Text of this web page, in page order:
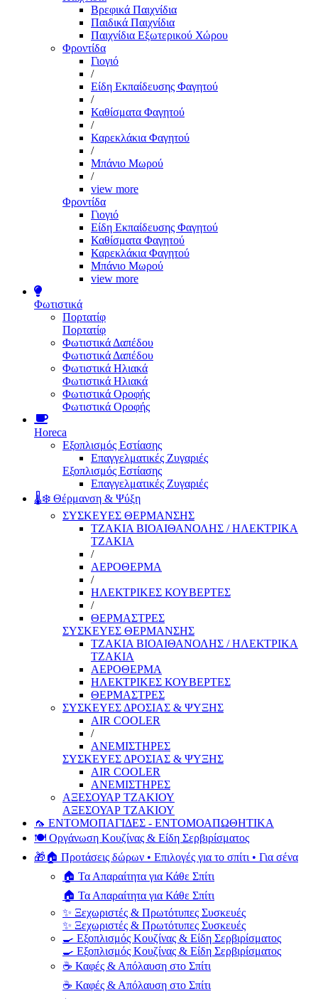
Βρεφικά Παιχνίδια
Παιδικά Παιχνίδια
Παιχνίδια Εξωτερικού Χώρου
Φροντίδα
Γιογιό
/
Είδη Εκπαίδευσης Φαγητού
/
Καθίσματα Φαγητού
/
Καρεκλάκια Φαγητού
/
Μπάνιο Μωρού
/
view more
Φροντίδα
Γιογιό
Είδη Εκπαίδευσης Φαγητού
Καθίσματα Φαγητού
Καρεκλάκια Φαγητού
Μπάνιο Μωρού
view more
Φωτιστικά
Πορτατίφ
Πορτατίφ
Φωτιστικά Δαπέδου
Φωτιστικά Δαπέδου
Φωτιστικά Ηλιακά
Φωτιστικά Ηλιακά
Φωτιστικά Οροφής
Φωτιστικά Οροφής
Horeca
Εξοπλισμός Εστίασης
Επαγγελματικές Ζυγαριές
Εξοπλισμός Εστίασης
Επαγγελματικές Ζυγαριές
🌡️❄️ Θέρμανση & Ψύξη
ΣΥΣΚΕΥΕΣ ΘΕΡΜΑΝΣΗΣ
ΤΖΑΚΙΑ ΒΙΟΑΙΘΑΝΟΛΗΣ / ΗΛΕΚΤΡΙΚΑ
ΤΖΑΚΙΑ
/
ΑΕΡΟΘΕΡΜΑ
/
ΗΛΕΚΤΡΙΚΕΣ ΚΟΥΒΕΡΤΕΣ
/
ΘΕΡΜΑΣΤΡΕΣ
ΣΥΣΚΕΥΕΣ ΘΕΡΜΑΝΣΗΣ
ΤΖΑΚΙΑ ΒΙΟΑΙΘΑΝΟΛΗΣ / ΗΛΕΚΤΡΙΚΑ
ΤΖΑΚΙΑ
ΑΕΡΟΘΕΡΜΑ
ΗΛΕΚΤΡΙΚΕΣ ΚΟΥΒΕΡΤΕΣ
ΘΕΡΜΑΣΤΡΕΣ
ΣΥΣΚΕΥΕΣ ΔΡΟΣΙΑΣ & ΨΥΞΗΣ
AIR COOLER
/
ΑΝΕΜΙΣΤΗΡΕΣ
ΣΥΣΚΕΥΕΣ ΔΡΟΣΙΑΣ & ΨΥΞΗΣ
AIR COOLER
ΑΝΕΜΙΣΤΗΡΕΣ
ΑΞΕΣΟΥΑΡ ΤΖΑΚΙΟΥ
ΑΞΕΣΟΥΑΡ ΤΖΑΚΙΟΥ
🦟 ΕΝΤΟΜΟΠΑΓΙΔΕΣ - ΕΝΤΟΜΟΑΠΩΘΗΤΙΚΑ
🍽️ Οργάνωση Κουζίνας & Είδη Σερβιρίσματος
🎁🏠 Προτάσεις δώρων • Επιλογές για το σπίτι • Για σένα
🏠 Τα Απαραίτητα για Κάθε Σπίτι
🏠 Τα Απαραίτητα για Κάθε Σπίτι
✨ Ξεχωριστές & Πρωτότυπες Συσκευές
✨ Ξεχωριστές & Πρωτότυπες Συσκευές
🍳 Εξοπλισμός Κουζίνας & Είδη Σερβιρίσματος
🍳 Εξοπλισμός Κουζίνας & Είδη Σερβιρίσματος
☕ Καφές & Απόλαυση στο Σπίτι
☕ Καφές & Απόλαυση στο Σπίτι